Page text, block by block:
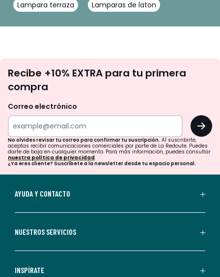
Lampara terraza Lamparas de laton
te
tu
para
confirmar
tu
suscripción.
aceptas
comerciales
personalizadas
Recibe +10% EXTRA para tu primera
compra
Correo electrónico
OK
No olvides revisar tu correo para confirmar tu suscripción. Al suscribirte,
aceptas recibir comunicaciones comerciales por parte de La Redoute. Puedes
darte de baja en cualquier momento. Para más información, puedes consultar
nuestra política de privacidad.
¿Ya eres cliente? Suscríbete a la newsletter desde tu espacio personal.
AYUDA Y CONTACTO
NUESTROS SERVICIOS
INSPÍRATE